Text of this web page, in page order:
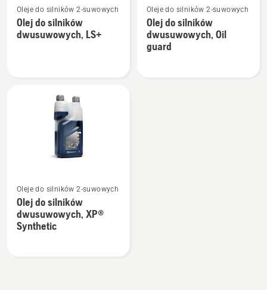
więcej
szczegółów
dwusuwowych,
Oleje do silników 2-suwowych
Olej do silników
dwusuwowych, LS+
więcej
szczegółów
Olej
Oleje do silników 2-suwowych
Olej do silników
dwusuwowych, Oil
guard
więcej
szczegółów
Olej
Oleje do silników 2-suwowych
Olej do silników
dwusuwowych, XP®
Synthetic